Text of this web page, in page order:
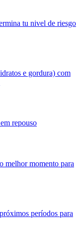
tu nivel de riesgo
e gordura) com
repouso
melhor momento para
períodos para